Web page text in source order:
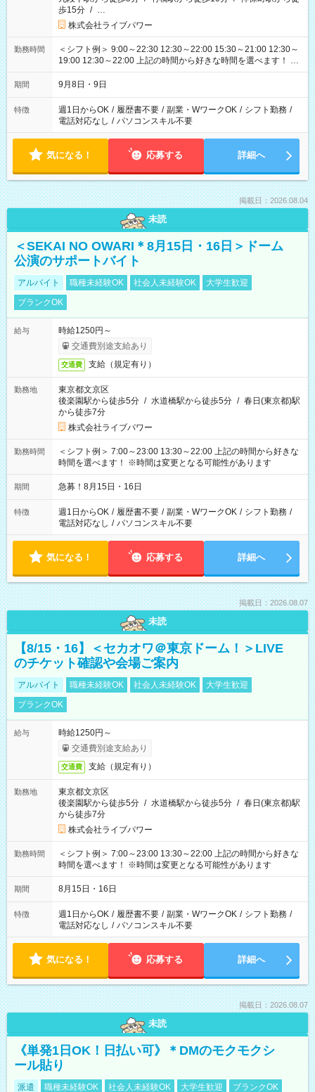
歩15分 / …
株式会社ライブパワー
勤務時間
＜シフト例＞ 9:00～22:30 12:30～22:00 15:30～21:00 12:30～
19:00 12:30～22:00 上記の時間から好きな時間を選べます！ ※
時間は変更となる可能性があります
期間 9月8日・9日
特徴 週1日からOK / 履歴書不要 / 副業・WワークOK / シフト勤務 /
電話対応なし / パソコンスキル不要
気になる！ 応募する 詳細へ
掲載日：2026.08.04
未読
＜SEKAI NO OWARI＊8月15日・16日＞ドーム
公演のサポートバイト
アルバイト 職種未経験OK 社会人未経験OK
大学生歓迎
ブランクOK
給与
時給1250円～
交通費別途支給あり
交通費 支給（規定有り）
勤務地
東京都文京区
後楽園駅から徒歩5分 / 水道橋駅から徒歩5分 / 春日(東京都)駅
から徒歩7分
株式会社ライブパワー
勤務時間
＜シフト例＞ 7:00～23:00 13:30～22:00 上記の時間から好きな
時間を選べます！ ※時間は変更となる可能性があります
期間 急募！8月15日・16日
特徴 週1日からOK / 履歴書不要 / 副業・WワークOK / シフト勤務 /
電話対応なし / パソコンスキル不要
気になる！ 応募する 詳細へ
掲載日：2026.08.07
未読
【8/15・16】＜セカオワ＠東京ドーム！＞LIVE
のチケット確認や会場ご案内
アルバイト 職種未経験OK 社会人未経験OK
大学生歓迎
ブランクOK
給与
時給1250円～
交通費別途支給あり
交通費 支給（規定有り）
勤務地
東京都文京区
後楽園駅から徒歩5分 / 水道橋駅から徒歩5分 / 春日(東京都)駅
から徒歩7分
株式会社ライブパワー
勤務時間
＜シフト例＞ 7:00～23:00 13:30～22:00 上記の時間から好きな
時間を選べます！ ※時間は変更となる可能性があります
期間 8月15日・16日
特徴 週1日からOK / 履歴書不要 / 副業・WワークOK / シフト勤務 /
電話対応なし / パソコンスキル不要
気になる！ 応募する 詳細へ
掲載日：2026.08.07
未読
《単発1日OK！日払い可》＊DMのモクモクシ
ール貼り
派遣 職種未経験OK 社会人未経験OK 大学生歓迎 ブランクOK